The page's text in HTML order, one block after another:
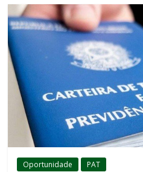
Oportunidade PAT